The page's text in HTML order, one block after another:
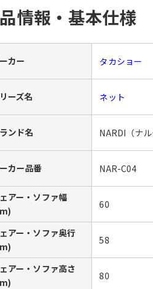
情報・基本仕様
カー タカショー
ーズ名 ネット
ンド名 NARDI（ナル
カー品番 NAR-C04
アー・ソファ幅
60
アー・ソファ奥行
58
アー・ソファ高さ
80